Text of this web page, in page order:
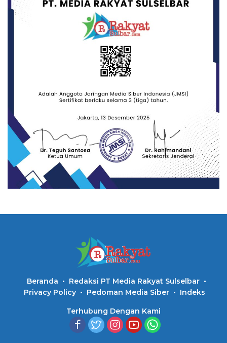
Beranda
Redaksi PT Media Rakyat Sulselbar
Privacy Policy
Pedoman Media Siber Indeks
Terhubung Dengan Kami